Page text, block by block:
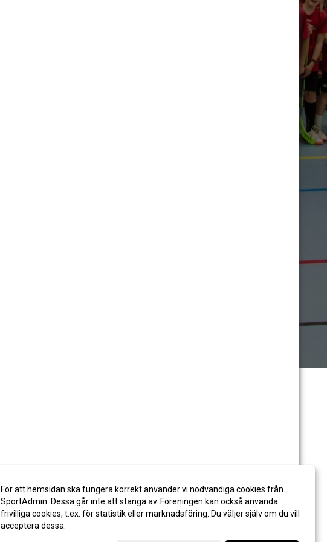
För att hemsidan ska fungera korrekt använder vi nödvändiga cookies från
SportAdmin. Dessa går inte att stänga av. Föreningen kan också använda
frivilliga cookies, t.ex. för statistik eller marknadsföring. Du väljer själv om du vill
acceptera dessa.